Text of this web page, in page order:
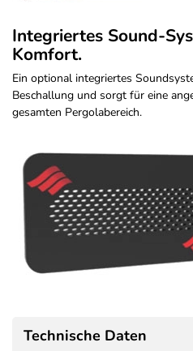
Integriertes Sound-
Komfort.
Ein optional integriertes
Beschallung und sorgt für eine
gesamten Pergolabereich.
Technische Daten